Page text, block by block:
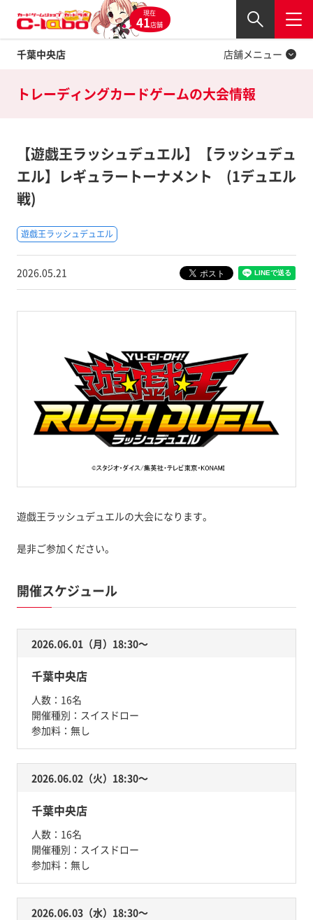
現在
41店舗
千葉中央店
閉じる
店舗メニュー
Twitter
トレーディングカードゲームの大会情報
【遊戯王ラッシュデュエル】【ラッシュデュ
エル】レギュラートーナメント (1デュエル
戦)
遊戯王ラッシュデュエル
2026.05.21
遊戯王ラッシュデュエルの大会になります。
是非ご参加ください。
開催スケジュール
2026.06.01（月）18:30〜
千葉中央店
人数： 16名
開催種別： スイスドロー
参加料： 無し
2026.06.02（火）18:30〜
千葉中央店
人数： 16名
開催種別： スイスドロー
参加料： 無し
2026.06.03（水）18:30〜